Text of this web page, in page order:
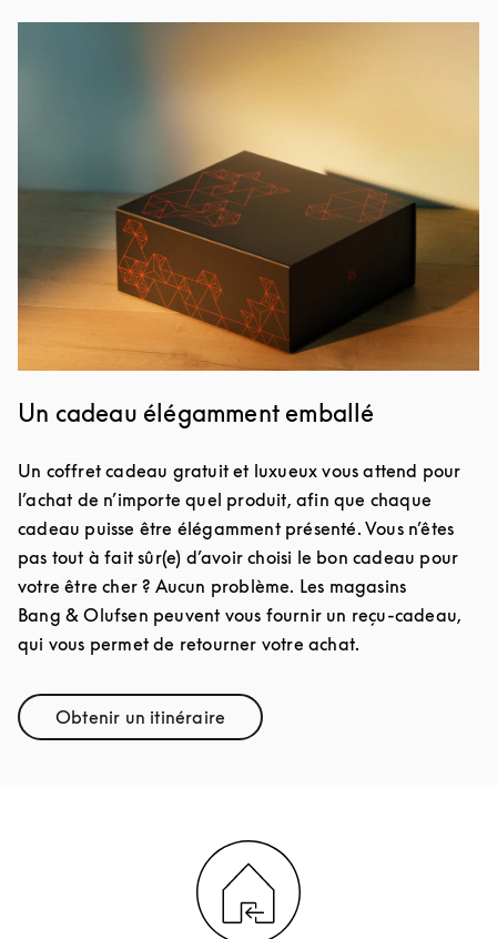
Un cadeau élégamment emballé
Un coffret cadeau gratuit et luxueux vous attend pour
l’achat de n’importe quel produit, afin que chaque
cadeau puisse être élégamment présenté. Vous n’êtes
pas tout à fait sûr(e) d’avoir choisi le bon cadeau pour
votre être cher ? Aucun problème. Les magasins
Bang & Olufsen peuvent vous fournir un reçu-cadeau,
qui vous permet de retourner votre achat.
Obtenir un itinéraireLink Opens in New Tab